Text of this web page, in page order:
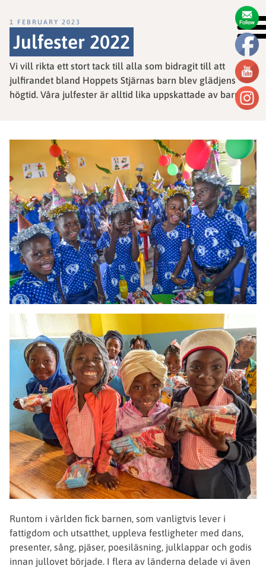
1 FEBRUARY 2023
Julfester 2022
Vi vill rikta ett stort tack till alla som bidragit till att
julfirandet bland Hoppets Stjärnas barn blev glädjens
högtid. Våra julfester är alltid lika uppskattade av barnen!
Runtom i världen ﬁck barnen, som vanligtvis lever i
fattigdom och utsatthet, uppleva festligheter med dans,
presenter, sång, pjäser, poesiläsning, julklappar och godis
innan jullovet började. I flera av länderna delade vi även